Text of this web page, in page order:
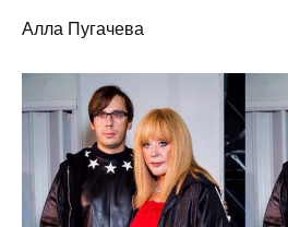
Алла Пугачева